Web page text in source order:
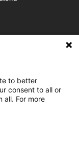
to better
consent to all or
all. For more